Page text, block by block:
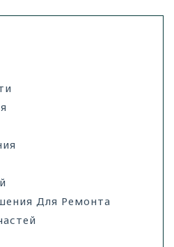
Для Ремонта